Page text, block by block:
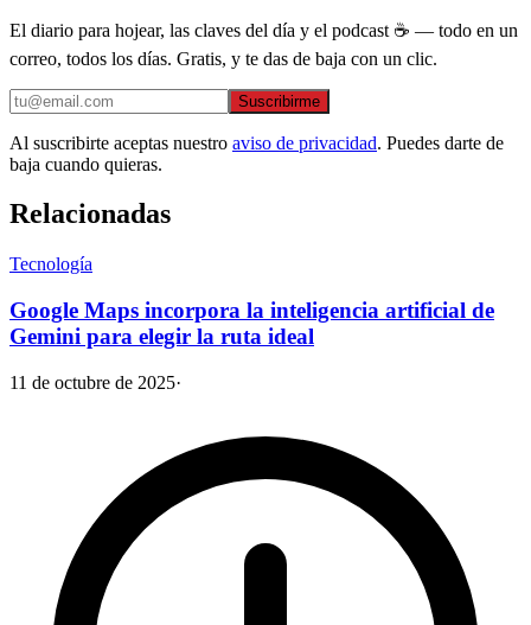
El diario para hojear, las claves del día y el podcast ☕ — todo en un
correo, todos los días. Gratis, y te das de baja con un clic.
Suscribirme
Al suscribirte aceptas nuestro aviso de privacidad. Puedes darte de
baja cuando quieras.
Relacionadas
Tecnología
Google Maps incorpora la inteligencia artificial de
Gemini para elegir la ruta ideal
11 de octubre de 2025·